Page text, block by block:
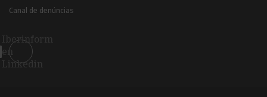
Canal de denúncias
Iberinform
en
Linkedin